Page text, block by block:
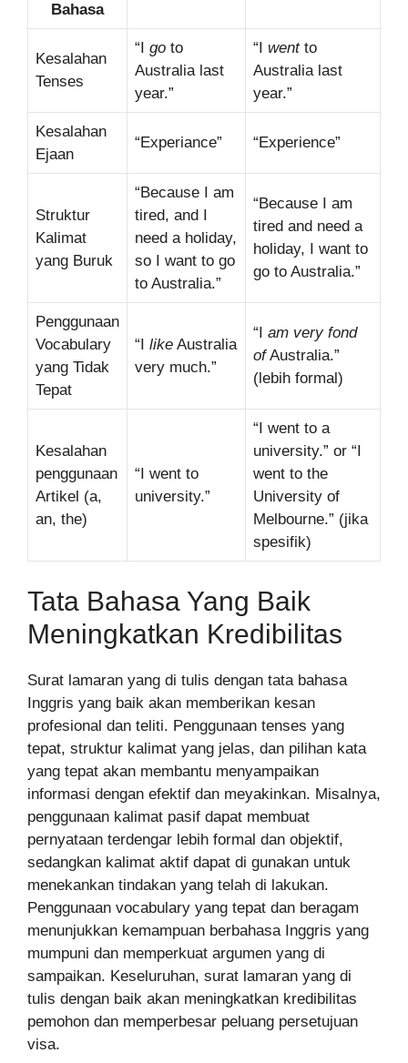
Bahasa
Kesalahan
Tenses
“I go to
Australia last
year.”
“I wentto
Australia last
year.”
Kesalahan
Ejaan
“Experiance” “Experience”
Struktur
Kalimat
yang Buruk
“Because I am
tired, and I
need a holiday,
so I want to go
to Australia.”
“Because I am
tired and need a
holiday, I want to
go to Australia.”
Penggunaan
Vocabulary
yang Tidak
Tepat
“I like Australia
very much.”
“I am very fond
ofAustralia.”
(lebih formal)
Kesalahan
penggunaan
Artikel (a,
an, the)
“I went to
university.”
“I went to a
university.” or “I
went to the
University of
Melbourne.” (jika
spesifik)
Tata Bahasa Yang Baik
Meningkatkan Kredibilitas
Surat lamaran yang di tulis dengan tata bahasa
Inggris yang baik akan memberikan kesan
profesional dan teliti. Penggunaan tenses yang
tepat, struktur kalimat yang jelas, dan pilihan kata
yang tepat akan membantu menyampaikan
informasi dengan efektif dan meyakinkan. Misalnya,
penggunaan kalimat pasif dapat membuat
pernyataan terdengar lebih formal dan objektif,
sedangkan kalimat aktif dapat di gunakan untuk
menekankan tindakan yang telah di lakukan.
Penggunaan vocabulary yang tepat dan beragam
menunjukkan kemampuan berbahasa Inggris yang
mumpuni dan memperkuat argumen yang di
sampaikan. Keseluruhan, surat lamaran yang di
tulis dengan baik akan meningkatkan kredibilitas
pemohon dan memperbesar peluang persetujuan
visa.